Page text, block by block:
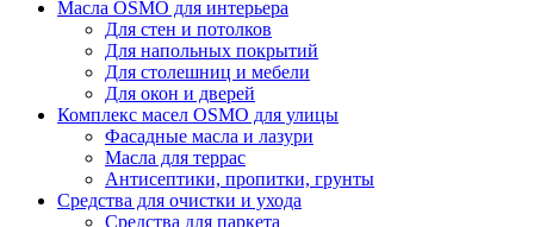
Масла OSMO для интерьера
Для стен и потолков
Для напольных покрытий
Для столешниц и мебели
Для окон и дверей
Комплекс масел OSMO для улицы
Фасадные масла и лазури
Масла для террас
Антисептики, пропитки, грунты
Средства для очистки и ухода
Средства для паркета